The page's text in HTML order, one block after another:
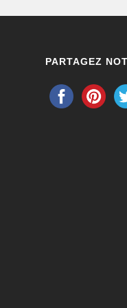
PARTAGEZ